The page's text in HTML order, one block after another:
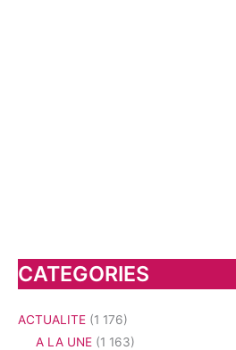
CATEGORIES
ACTUALITE (1 176)
A LA UNE (1 163)